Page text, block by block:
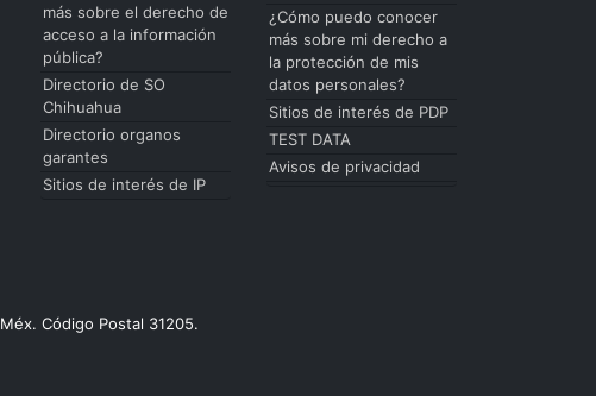
más sobre el derecho de
acceso a la información
pública?
Directorio de SO
Chihuahua
Directorio organos
garantes
Sitios de interés de IP
¿Cómo puedo conocer
más sobre mi derecho a
la protección de mis
datos personales?
Sitios de interés de PDP
TEST DATA
Avisos de privacidad
Código Postal 31205.